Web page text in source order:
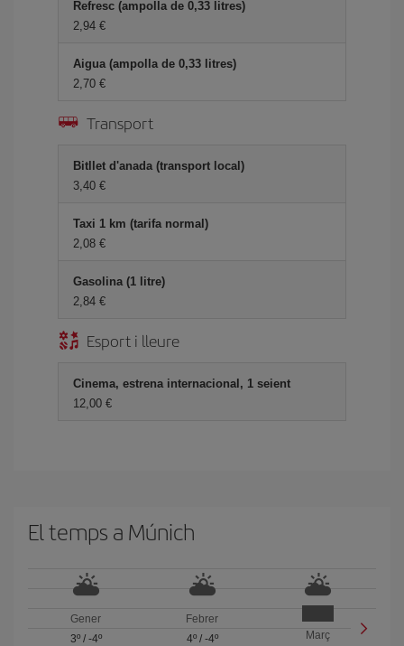
Refresc (ampolla de 0,33 litres)
2,94
Aigua (ampolla de 0,33 litres)
2,70
Transport
Bitllet d'anada (transport local)
3,40
Taxi 1 km (tarifa normal)
2,08
Gasolina (1 litre)
2,84
Esport i lleure
Cinema, estrena internacional, 1 seient
12,00
El temps a Múnich
Gener
3º/ -4º
Febrer
4º/ -4º
Març